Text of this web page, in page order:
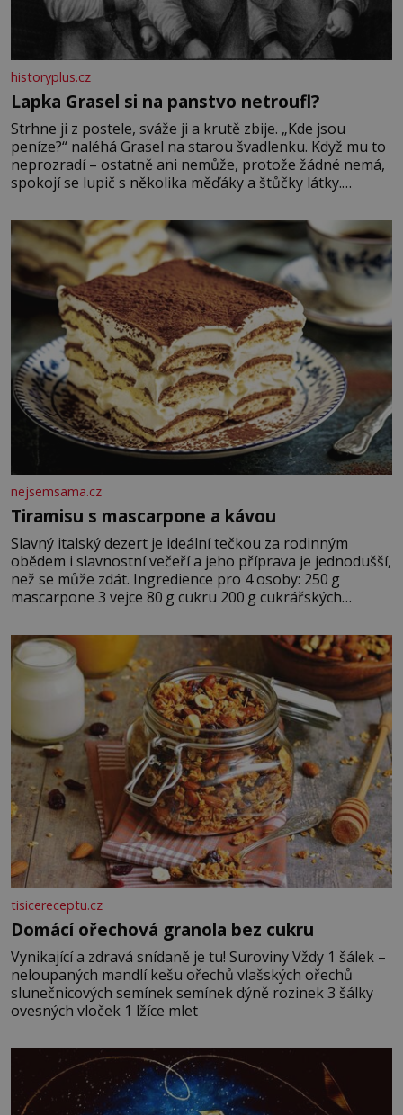
historyplus.cz
Lapka Grasel si na panstvo netroufl?
Strhne ji z postele, sváže ji a krutě zbije. „Kde jsou
peníze?“ naléhá Grasel na starou švadlenku. Když mu to
neprozradí – ostatně ani nemůže, protože žádné nemá,
spokojí se lupič s několika měďáky a štůčky látky.
krutý. Jeho činy budí hrůzu ještě dlouho po jeho smrti
nejsemsama.cz
Tiramisu s mascarpone a kávou
Slavný italský dezert je ideální tečkou za rodinným
obědem i slavnostní večeří a jeho příprava je jednodušší,
než se může zdát. Ingredience pro 4 osoby: 250 g
mascarpone 3 vejce 80 g cukru 200 g cukrářských
posypání Postup: Oddělte žloutky od bílků. Žloutky
vyšlehejte s cukrem do světlé pěny a postupně do nich
vmíchejte mascarpone, aby vznikl hladký
tisicereceptu.cz
Domácí ořechová granola bez cukru
Vynikající a zdravá snídaně je tu! Suroviny Vždy 1 šálek –
neloupaných mandlí kešu ořechů vlašských ořechů
slunečnicových semínek semínek dýně rozinek 3 šálky
ovesných vloček 1 lžíce mlet